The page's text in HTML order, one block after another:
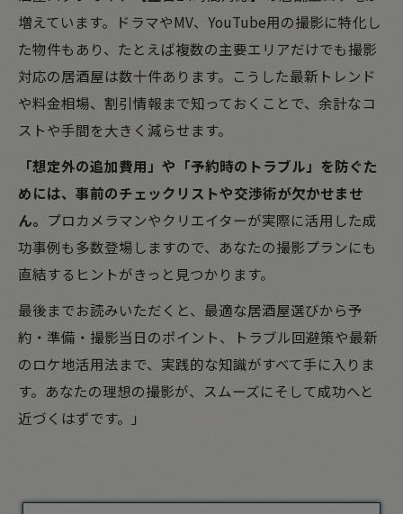
増えています。ドラマやMV、YouTube用の撮影に特化し
た物件もあり、たとえば複数の主要エリアだけでも撮影
対応の居酒屋は数十件あります。こうした最新トレンド
や料金相場、割引情報まで知っておくことで、余計なコ
ストや手間を大きく減らせます。
「想定外の追加費用」や「予約時のトラブル」を防ぐた
めには、事前のチェックリストや交渉術が欠かせませ
ん。 プロカメラマンやクリエイターが実際に活用した成
功事例も多数登場しますので、あなたの撮影プランにも
直結するヒントがきっと見つかります。
最後までお読みいただくと、最適な居酒屋選びから予
約・準備・撮影当日のポイント、トラブル回避策や最新
のロケ地活用法まで、実践的な知識がすべて手に入りま
す。あなたの理想の撮影が、スムーズにそして成功へと
近づくはずです。」